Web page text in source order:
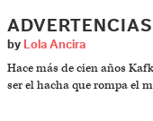
by Lola Ancira
Hace más de cien años
ser el hacha que rompa el